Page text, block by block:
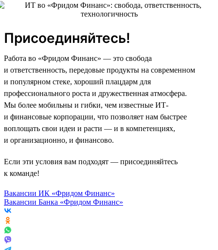
Присоединяйтесь!
Работа во «Фридом Финанс» — это свобода
и ответственность, передовые продукты на современном
и популярном стеке, хороший плацдарм для
профессионального роста и дружественная атмосфера.
Мы более мобильны и гибки, чем известные ИТ-
и финансовые корпорации, что позволяет нам быстрее
воплощать свои идеи и расти — и в компетенциях,
и организационно, и финансово.
Если эти условия вам подходят — присоединяйтесь
к команде!
Вакансии ИК «Фридом Финанс»
Вакансии Банка «Фридом Финанс»